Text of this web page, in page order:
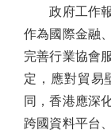
政府工作報
作為國際金融
完善行業協會
定，應對貿易
同，香港應深
跨國資料平台